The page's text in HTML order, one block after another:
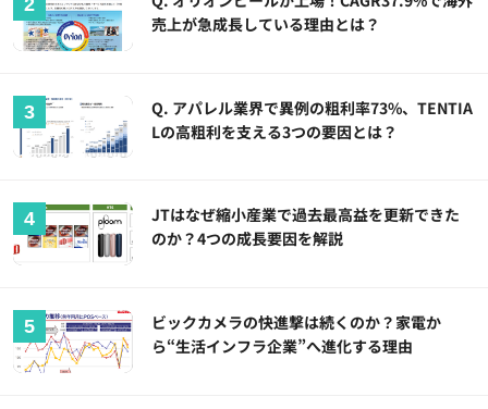
売上が急成長している理由とは？
Q. アパレル業界で異例の粗利率73%、TENTIA
Lの高粗利を支える3つの要因とは？
JTはなぜ縮小産業で過去最高益を更新できた
のか？4つの成長要因を解説
ビックカメラの快進撃は続くのか？家電か
ら“生活インフラ企業”へ進化する理由